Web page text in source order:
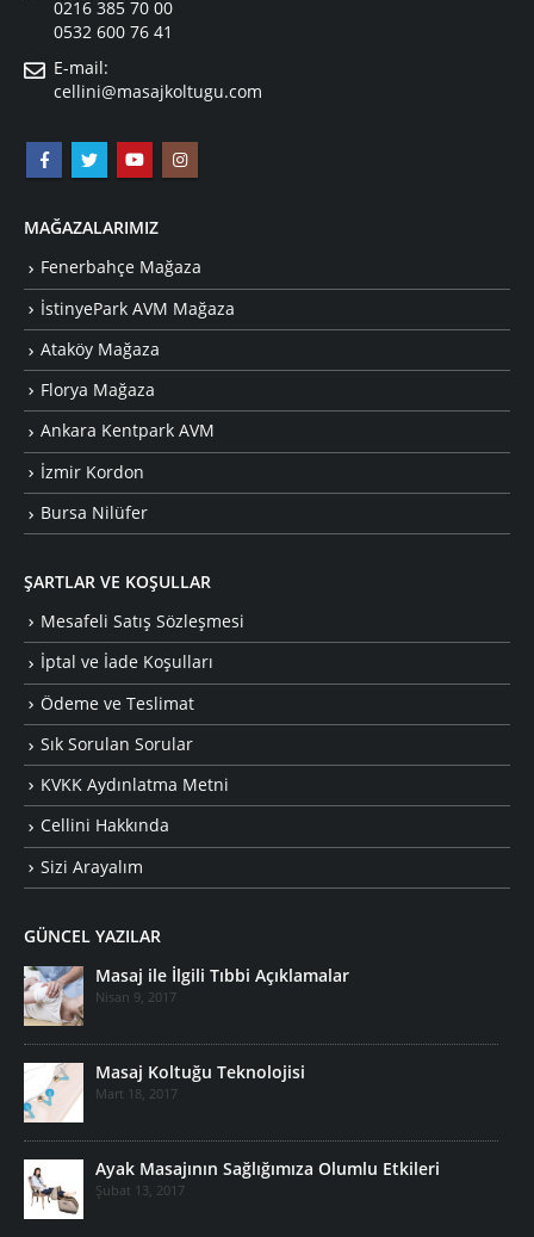
GSM:
0216 385 70 00
0532 600 76 41
E-mail:
MAĞAZALARIMIZ
Fenerbahçe Mağaza
İstinyePark AVM Mağaza
Ataköy Mağaza
Florya Mağaza
Ankara Kentpark AVM
İzmir Kordon
Bursa Nilüfer
ŞARTLAR VE KOŞULLAR
Mesafeli Satış Sözleşmesi
İptal ve İade Koşulları
Ödeme ve Teslimat
Sık Sorulan Sorular
KVKK Aydınlatma Metni
Cellini Hakkında
Sizi Arayalım
GÜNCEL YAZILAR
Masaj ile İlgili Tıbbi Açıklamalar
Masaj Koltuğu Teknolojisi
Ayak Masajının Sağlığımıza Olumlu Etkileri